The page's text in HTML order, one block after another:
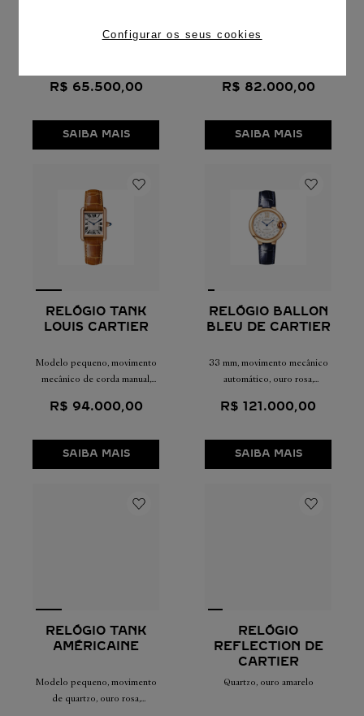
Configurar os seus cookies
Modelo mini, movimento de
R$ 65.500,00
SAIBA MAIS
Modelo pequeno, movimento
couro
R$ 82.000,00
SAIBA MAIS
RELÓGIO TANK
LOUIS CARTIER
Modelo pequeno, movimento
mecânico de corda manual,
R$ 94.000,00
SAIBA MAIS
RELÓGIO BALLON
BLEU DE CARTIER
33 mm, movimento mecânico
automático, ouro rosa,
R$ 121 .000,00
SAIBA MAIS
RELÓGIO TANK
AMÉRICAINE
Modelo pequeno, movimento
de quartzo, ouro rosa,
RELÓGIO
REFLECTION DE
CARTIER
Quartzo, ouro amarelo